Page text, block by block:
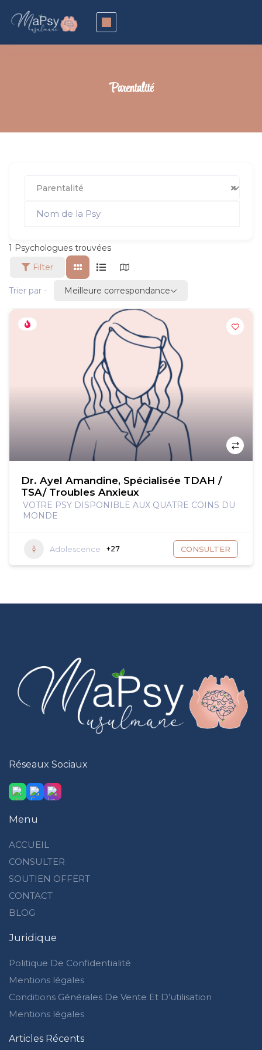
Parentalité
Parentalité
1 Psychologues trouvées
Filter
Trier par - Meilleure correspondance
Dr. Ayel Amandine, Spécialisée TDAH /
TSA/ Troubles Anxieux
VOTRE PSY DISPONIBLE AUX QUATRE COINS DU
MONDE
Adolescence +27 CONSULTER
Réseaux Sociaux
Menu
ACCUEIL
CONSULTER
SOUTIEN OFFERT
CONTACT
BLOG
Juridique
Politique De Confidentialité
Mentions légales
Conditions Générales De Vente Et D’utilisation
Mentions légales
Articles Récents